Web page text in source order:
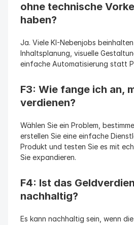
ohne technische
haben?
Ja. Viele KI-Nebenjobs beinhalten
Inhaltsplanung, visuelle
einfache Automatisierung statt
F3: Wie fange ich an,
verdienen?
Wählen Sie ein Problem,
erstellen Sie eine einfache
Produkt und testen Sie es mit
Sie expandieren.
F4: Ist das
nachhaltig?
Es kann nachhaltig sein, wenn